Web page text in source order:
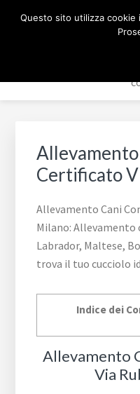
pagina
Allevamento cani
Boxer, contatta
Allevamento
Certificato
Allevamento Cani
Milano: Allevamento
Labrador, Maltese,
trova il tuo cucciolo
Indice dei
Allevamento
Via
Questo sito utilizza cookie